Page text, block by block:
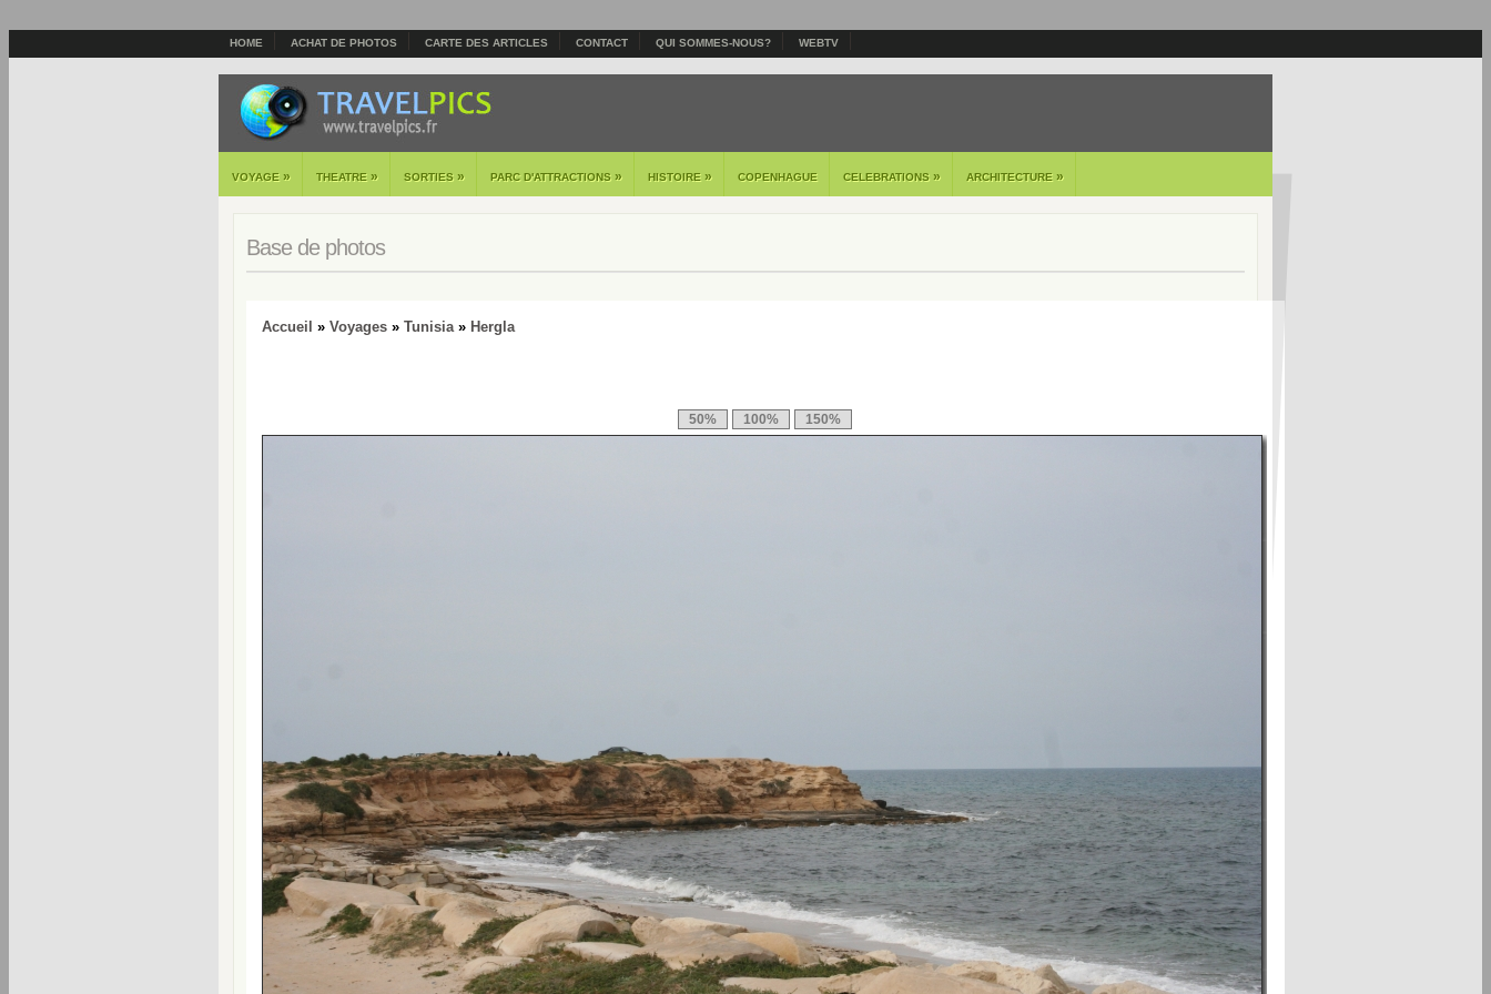
HOME ACHAT DE PHOTOS CARTE DES ARTICLES CONTACT QUI SOMMES-NOUS? WEBTV
VOYAGE » THEATRE » SORTIES » PARC D'ATTRACTIONS » HISTOIRE » COPENHAGUE CELEBRATIONS » ARCHITECTURE »
Base de photos
Accueil » Voyages » Tunisia» Hergla